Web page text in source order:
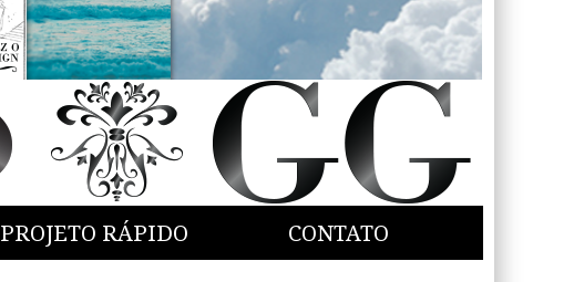
PROJETO RÁPIDO CONTATO